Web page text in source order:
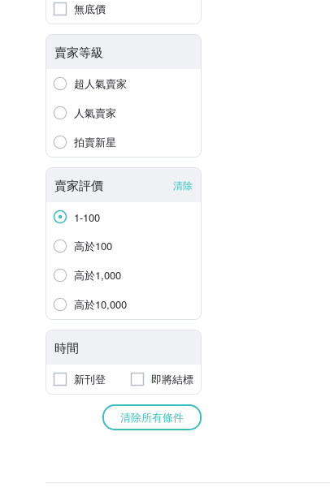
無底價
賣家等級
超人氣賣家
人氣賣家
拍賣新星
賣家評價 清除
1-100
高於100
高於1,000
高於10,000
時間
新刊登 即將結標
清除所有條件